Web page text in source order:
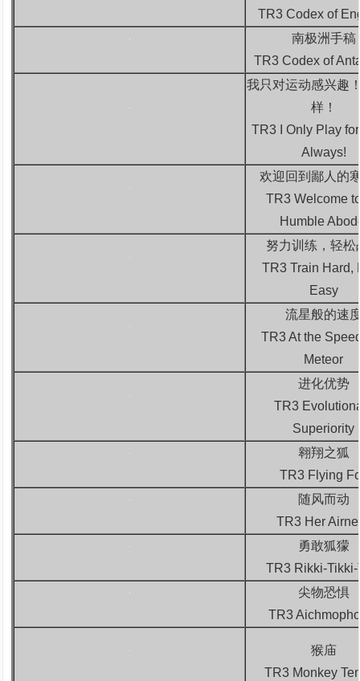
TR3 Codex of
南极洲手稿
TR3 Codex of
我只对运动感兴趣
样！
TR3 I Only Play
Always!
欢迎回到鄙人的
TR3 Welcome
Humble
努力训练，轻松
TR3 Train Hard,
Easy
流星般的速
TR3 At the
Meteor
进化优势
TR3
Superiority
翱翔之狐
TR3 Flying
随风而动
TR3 Her
勇敢狐獴
TR3 Rikki-Tikki-
尖物恐惧
TR3
猴庙
TR3 Monkey